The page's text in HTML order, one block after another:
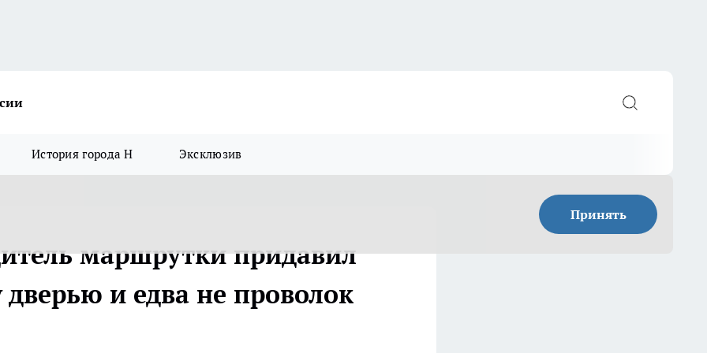
История города Н Эксклюзив
Принять
маршрутки придавил
и едва не проволок